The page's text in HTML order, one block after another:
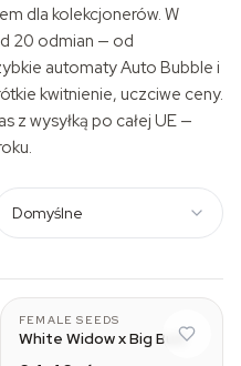
dla kolekcjonerów. W
20 odmian — od
automaty Auto Bubble i
kwitnienie, uczciwe ceny.
z wysyłką po całej UE —
Domyślne
FEMALE SEEDS
White Widow x Big Bud